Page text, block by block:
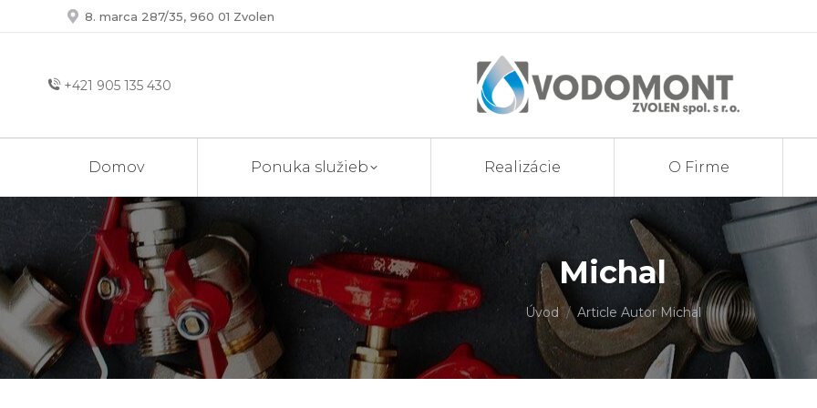
8. marca 287/35, 960 01 Zvolen
+421 905 135 430
Domov Ponuka služieb Realizácie O Firme
Michal
You are here:
Úvod Article Autor Michal